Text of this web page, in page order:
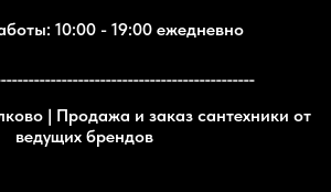
10:00 - 19:00 ежедневно
| Продажа и заказ сантехники от
ведущих брендов